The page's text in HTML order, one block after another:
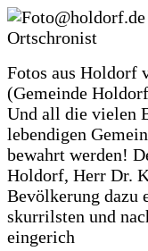
Fotos aus Holdorf
(Gemeinde
Und all die vielen
lebendigen
bewahrt werden!
Holdorf, Herr Dr.
Bevölkerung dazu
skurrilsten und
eingerich